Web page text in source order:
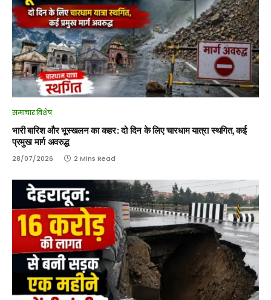
समाचार विशेष
भारी बारिश और भूस्खलन का कहर: दो दिन के लिए चारधाम यात्रा स्थगित, कई
प्रमुख मार्ग अवरुद्ध
28/07/2026 2 Mins Read